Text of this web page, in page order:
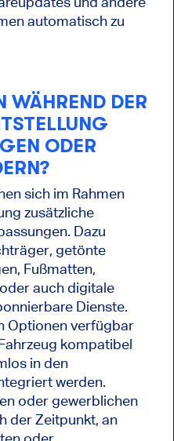
automatisch zu
WÄHREND DER
ODER
sich im Rahmen
zusätzliche
Dazu
getönte
Fußmatten,
auch digitale
Dienste.
Optionen verfügbar
kompatibel
in den
werden.
oder gewerblichen
der Zeitpunkt, an